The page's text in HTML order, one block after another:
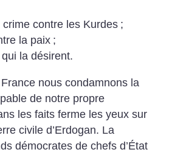
contre les Kurdes ;
la paix ;
la désirent.
nous condamnons la
de notre propre
les faits ferme les yeux sur
civile d’Erdogan. La
démocrates de chefs d’État